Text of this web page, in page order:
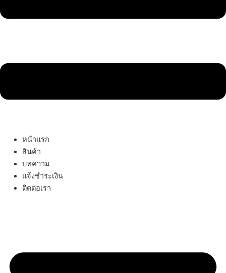
หน้าแรก
สินค้า
บทความ
แจ้งชำระเงิน
ติดต่อเรา